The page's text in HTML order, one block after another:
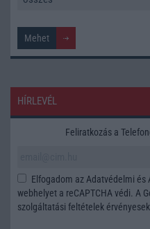
HÍRLEVÉL
Feliratkozás a
Elfogadom azAdatvédelmi és
webhelyet a reCAPTCHA védi. A
szolgáltatási feltételek